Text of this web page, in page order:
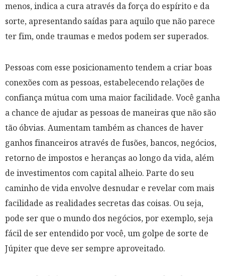
menos, indica a cura através da força do espírito e da
sorte, apresentando saídas para aquilo que não parece
ter fim, onde traumas e medos podem ser superados.
Pessoas com esse posicionamento tendem a criar boas
conexões com as pessoas, estabelecendo relações de
confiança mútua com uma maior facilidade. Você ganha
a chance de ajudar as pessoas de maneiras que não são
tão óbvias. Aumentam também as chances de haver
ganhos financeiros através de fusões, bancos, negócios,
retorno de impostos e heranças ao longo da vida, além
de investimentos com capital alheio. Parte do seu
caminho de vida envolve desnudar e revelar com mais
facilidade as realidades secretas das coisas. Ou seja,
pode ser que o mundo dos negócios, por exemplo, seja
fácil de ser entendido por você, um golpe de sorte de
Júpiter que deve ser sempre aproveitado.